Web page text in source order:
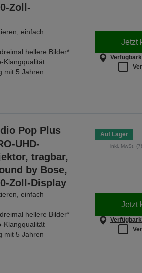
Zoll-
einfach
hellere Bilder*
Klangqualität
mit 5 Jahren
Jetzt
Pop Plus
UHD-
tragbar,
by Bose,
Zoll-Display
einfach
hellere Bilder*
Klangqualität
mit 5 Jahren
Auf Lager
inkl. MwSt.
Jetzt